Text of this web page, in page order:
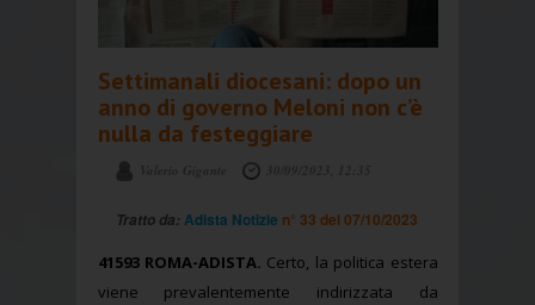
Settimanali diocesani: dopo un
anno di governo Meloni non c’è
nulla da festeggiare
Tratto da: Adista Notizie n° 33 del 07/10/2023
41593 ROMA-ADISTA. Certo, la politica estera
viene prevalentemente indirizzata da